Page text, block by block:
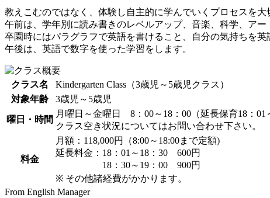
教えこむのではなく、体験し自主的に学んでいくプロセスを大
午前は、学年別に読み書きのレベルアップ、音楽、科学、アー
卒園時にはパラグラフで英語を書けること、自分の気持ちを
午後は、英語で数字を使った学習をします。
クラス名
Kindergarten Class（3歳児～5歳児クラス）
対象年齢
3歳児～5歳児
曜日・時間
月曜日～金曜日 8：00～18：00（延長保育18：01
クラス空き状況についてはお問い合わせ下さい。
料金
月額：118,000円（8:00～18:00まで定額)
延長料金：18：01～18：30 600円
18：30～19：00 900円
※ その他諸経費がかかります。
From English Manager